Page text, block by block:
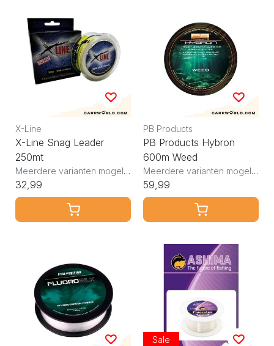
X-Line
X-Line Snag Leader
250mt
Meerdere varianten mogelijk
32,99
PB Products
PB Products Hybron
600m Weed
Meerdere varianten mogelijk
59,99
Sale